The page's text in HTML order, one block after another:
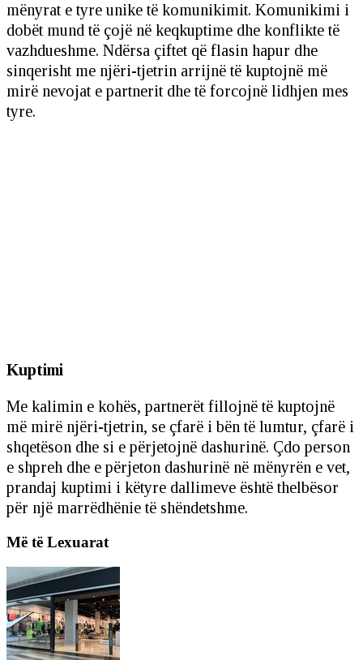
mënyrat e tyre unike të komunikimit. Komunikimi i
dobët mund të çojë në keqkuptime dhe konflikte të
vazhdueshme. Ndërsa çiftet që flasin hapur dhe
sinqerisht me njëri-tjetrin arrijnë të kuptojnë më
mirë nevojat e partnerit dhe të forcojnë lidhjen mes
tyre.
Kuptimi
Me kalimin e kohës, partnerët fillojnë të kuptojnë
më mirë njëri-tjetrin, se çfarë i bën të lumtur, çfarë i
shqetëson dhe si e përjetojnë dashurinë. Çdo person
e shpreh dhe e përjeton dashurinë në mënyrën e vet,
prandaj kuptimi i këtyre dallimeve është thelbësor
për një marrëdhënie të shëndetshme.
Më të Lexuarat